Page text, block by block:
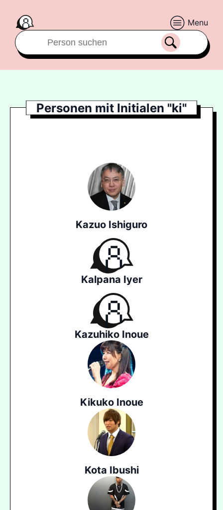
Menu
Personen mit Initialen "ki"
Kazuo Ishiguro
Kalpana Iyer
Kazuhiko Inoue
Kikuko Inoue
Kota Ibushi